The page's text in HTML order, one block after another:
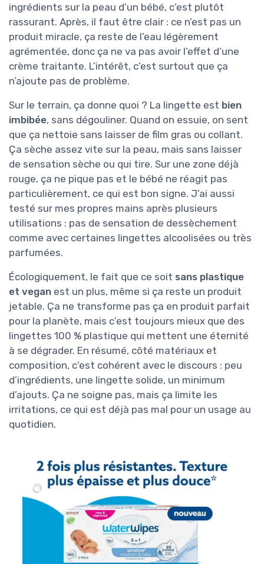
ingrédients sur la peau d’un bébé, c’est plutôt
rassurant. Après, il faut être clair : ce n’est pas un
produit miracle, ça reste de l’eau légèrement
agrémentée, donc ça ne va pas avoir l’effet d’une
crème traitante. L’intérêt, c’est surtout que ça
n’ajoute pas de problème.
Sur le terrain, ça donne quoi ? La lingette est bien
imbibée, sans dégouliner. Quand on essuie, on sent
que ça nettoie sans laisser de film gras ou collant.
Ça sèche assez vite sur la peau, mais sans laisser
de sensation sèche ou qui tire. Sur une zone déjà
rouge, ça ne pique pas et le bébé ne réagit pas
particulièrement, ce qui est bon signe. J’ai aussi
testé sur mes propres mains après plusieurs
utilisations : pas de sensation de dessèchement
comme avec certaines lingettes alcoolisées ou très
parfumées.
Écologiquement, le fait que ce soit sans plastique
et vegan est un plus, même si ça reste un produit
jetable. Ça ne transforme pas ça en produit parfait
pour la planète, mais c’est toujours mieux que des
lingettes 100 % plastique qui mettent une éternité
à se dégrader. En résumé, côté matériaux et
composition, c’est cohérent avec le discours : peu
d’ingrédients, une lingette solide, un minimum
d’ajouts. Ça ne soigne pas, mais ça limite les
irritations, ce qui est déjà pas mal pour un usage au
quotidien.